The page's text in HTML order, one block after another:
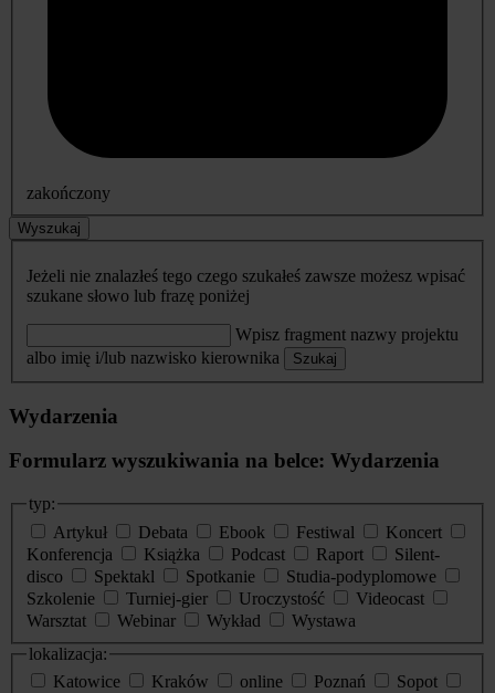
zakończony
Wyszukaj
Jeżeli nie znalazłeś tego czego szukałeś zawsze możesz wpisać
szukane słowo lub frazę poniżej
Wpisz fragment nazwy projektu
albo imię i/lub nazwisko kierownika
Szukaj
Wydarzenia
Formularz wyszukiwania na belce: Wydarzenia
typ:
Artykuł
Debata Ebook Festiwal
Koncert
Konferencja
Książka Podcast Raport
Silent-
disco
Spektakl Spotkanie
Studia-podyplomowe
Szkolenie
Turniej-gier Uroczystość
Videocast
Warsztat
Webinar Wykład
Wystawa
lokalizacja:
Katowice
Kraków online Poznań
Sopot